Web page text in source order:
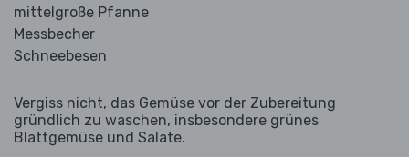
mittelgroße Pfanne
Messbecher
Schneebesen
Vergiss nicht, das Gemüse vor der Zubereitung
gründlich zu waschen, insbesondere grünes
Blattgemüse und Salate.